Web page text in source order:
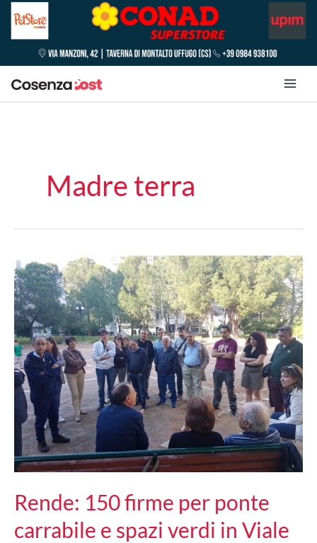
Madre terra
Rende: 150 firme per ponte
carrabile e spazi verdi in Viale